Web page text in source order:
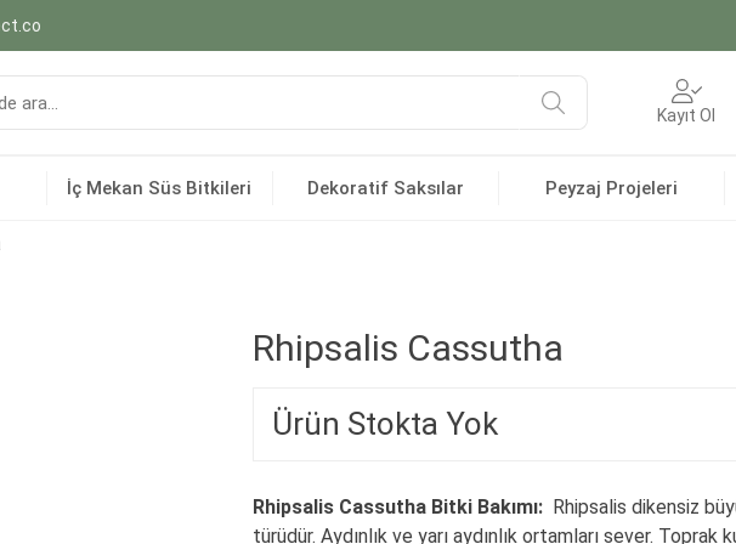
Ara Kayıt Ol
İç Mekan Süs Bitkileri Dekoratif Saksılar Peyzaj Projeleri
Rhipsalis Cassutha
Ürün Stokta Yok
Rhipsalis Cassutha Bitki Bakımı: Rhipsalis dikensiz
türüdür. Aydınlık ve yarı aydınlık ortamları sever. Toprak